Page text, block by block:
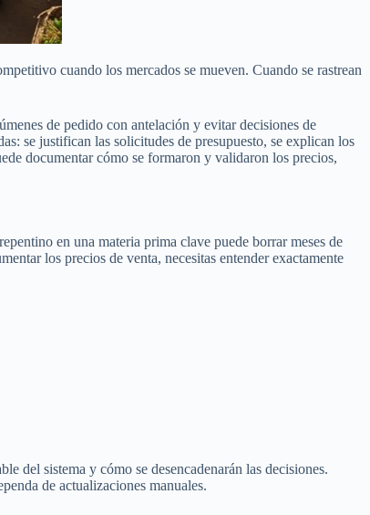
cuando los mercados se mueven. Cuando se rastrean
de pedido con antelación y evitar decisiones de
se justifican las solicitudes de presupuesto, se explican los
documentar cómo se formaron y validaron los precios,
en una materia prima clave puede borrar meses de
los precios de venta, necesitas entender exactamente
del sistema y cómo se desencadenarán las decisiones.
de actualizaciones manuales.